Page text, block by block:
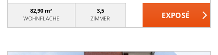
82,90 m²
WOHNFLÄCHE
3,5
ZIMMER